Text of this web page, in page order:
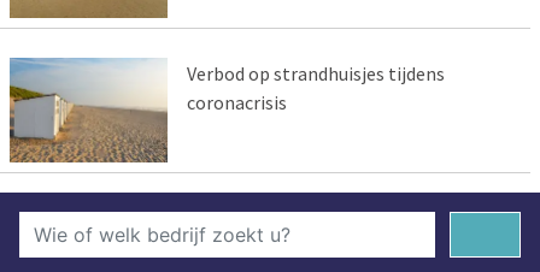
Verbod op strandhuisjes tijdens
coronacrisis